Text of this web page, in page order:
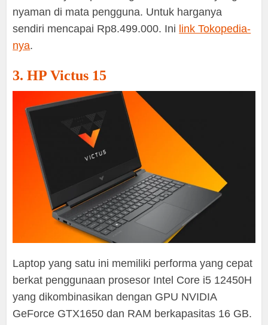
nyaman di mata pengguna. Untuk harganya
sendiri mencapai Rp8.499.000. Ini link Tokopedia-
nya.
3. HP Victus 15
Laptop yang satu ini memiliki performa yang cepat
berkat penggunaan prosesor Intel Core i5 12450H
yang dikombinasikan dengan GPU NVIDIA
GeForce GTX1650 dan RAM berkapasitas 16 GB.